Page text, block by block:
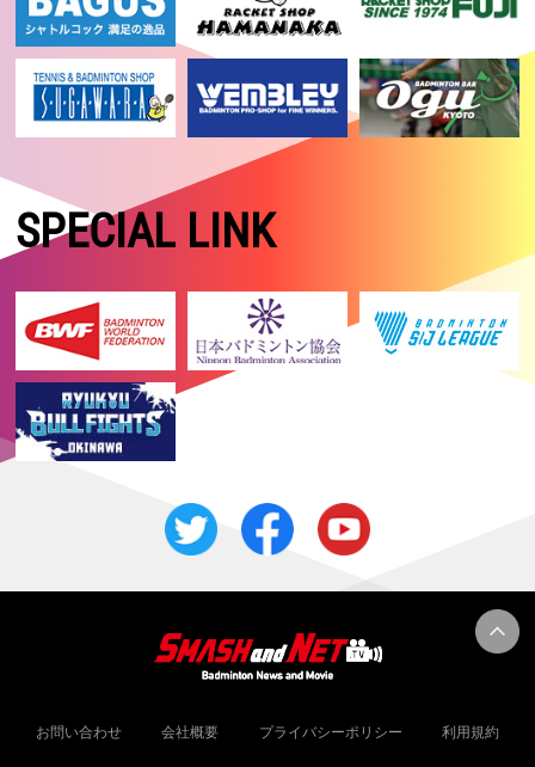
SPECIAL LINK
お問い合わせ 会社概要 プライバシーポリシー 利用規約